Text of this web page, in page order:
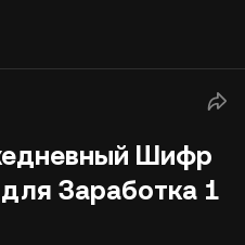
Шифр
Заработка 1